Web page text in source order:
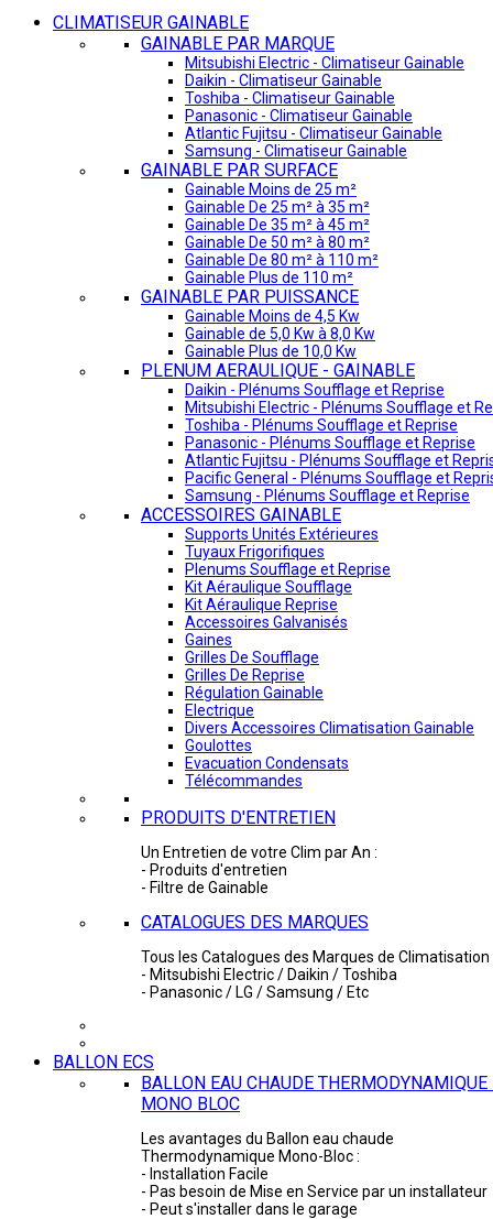
CLIMATISEUR GAINABLE
GAINABLE PAR MARQUE
Mitsubishi Electric - Climatiseur Gainable
Daikin - Climatiseur Gainable
Toshiba - Climatiseur Gainable
Panasonic - Climatiseur Gainable
Atlantic Fujitsu - Climatiseur Gainable
Samsung - Climatiseur Gainable
GAINABLE PAR SURFACE
Gainable Moins de 25 m²
Gainable De 25 m² à 35 m²
Gainable De 35 m² à 45 m²
Gainable De 50 m² à 80 m²
Gainable De 80 m² à 110 m²
Gainable Plus de 110 m²
GAINABLE PAR PUISSANCE
Gainable Moins de 4,5 Kw
Gainable de 5,0 Kw à 8,0 Kw
Gainable Plus de 10,0 Kw
PLENUM AERAULIQUE - GAINABLE
Daikin - Plénums Soufflage et Reprise
Mitsubishi Electric - Plénums Soufflage et
Toshiba - Plénums Soufflage et Reprise
Panasonic - Plénums Soufflage et Reprise
Atlantic Fujitsu - Plénums Soufflage et
Pacific General - Plénums Soufflage et
Samsung - Plénums Soufflage et Reprise
ACCESSOIRES GAINABLE
Supports Unités Extérieures
Tuyaux Frigorifiques
Plenums Soufflage et Reprise
Kit Aéraulique Soufflage
Kit Aéraulique Reprise
Accessoires Galvanisés
Gaines
Grilles De Soufflage
Grilles De Reprise
Régulation Gainable
Electrique
Divers Accessoires Climatisation Gainable
Goulottes
Evacuation Condensats
Télécommandes
PRODUITS D'ENTRETIEN
Un Entretien de votre Clim par An :
- Produits d'entretien
- Filtre de Gainable
CATALOGUES DES MARQUES
Tous les Catalogues des Marques de Climatisation
- Mitsubishi Electric / Daikin / Toshiba
- Panasonic / LG / Samsung / Etc
BALLON ECS
BALLON EAU CHAUDE THERMODYNAMIQUE
MONO BLOC
Les avantages du Ballon eau chaude
Thermodynamique Mono-Bloc :
- Installation Facile
- Pas besoin de Mise en Service par un installateur
- Peut s'installer dans le garage